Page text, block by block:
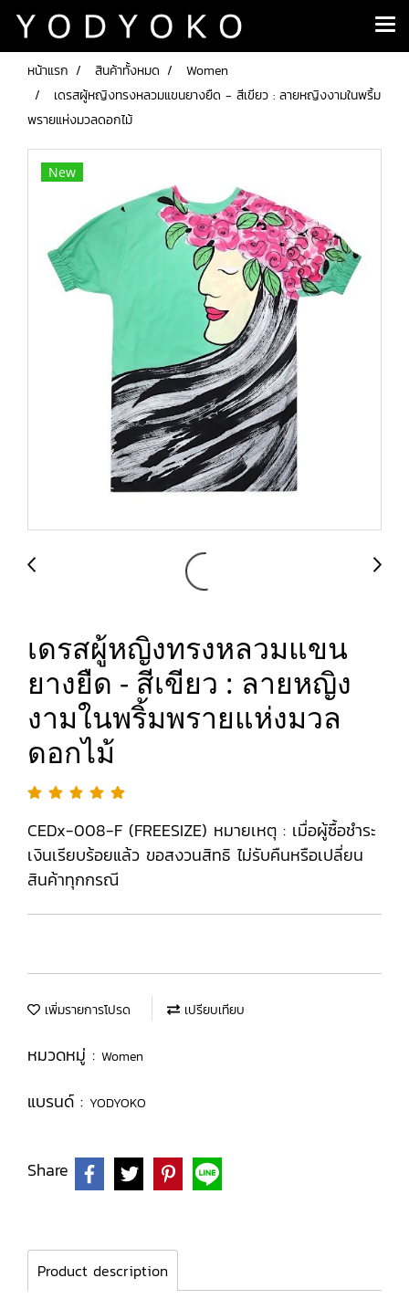
หน้าแรก สินค้าทั้งหมด
Women
เดรสผู้หญิงทรงหลวมแขนยางยืด - สีเขียว : ลายหญิงงามในพริ้ม
พรายแห่งมวลดอกไม้
New
เดรสผู้หญิงทรงหลวมแขน
ยางยืด - สีเขียว : ลายหญิง
งามในพริ้มพรายแห่งมวล
ดอกไม้
CEDx-008-F (FREESIZE) หมายเหตุ : เมื่อผู้ซื้อชำระ
เงินเรียบร้อยแล้ว ขอสงวนสิทธิ ไม่รับคืนหรือเปลี่ยน
สินค้าทุกกรณี
เพิ่มรายการโปรด เปรียบเทียบ
หมวดหมู่ : Women
แบรนด์ : YODYOKO
Share
Product description